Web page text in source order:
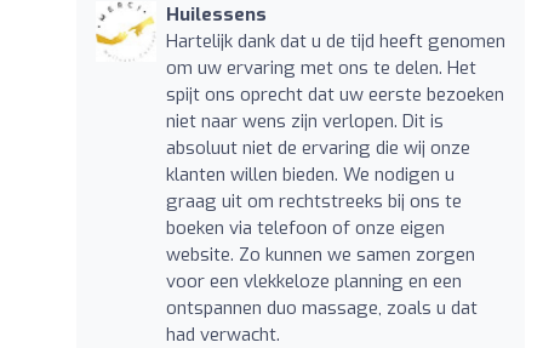
Huilessens
Hartelijk dank dat u de tijd heeft genomen
om uw ervaring met ons te delen. Het
spijt ons oprecht dat uw eerste bezoeken
niet naar wens zijn verlopen. Dit is
absoluut niet de ervaring die wij onze
klanten willen bieden. We nodigen u
graag uit om rechtstreeks bij ons te
boeken via telefoon of onze eigen
website. Zo kunnen we samen zorgen
voor een vlekkeloze planning en een
ontspannen duo massage, zoals u dat
had verwacht.